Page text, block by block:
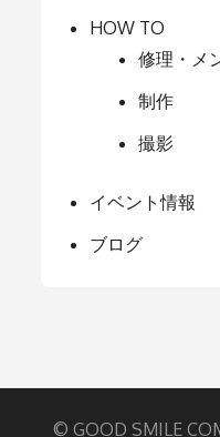
HOW TO
修理・メ
制作
撮影
イベント情報
ブログ
© GOOD SMILE